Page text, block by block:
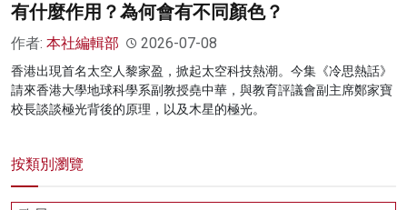
有什麼作用？為何會有不同顏色？
作者: 本社編輯部 2026-07-08
香港出現首名太空人黎家盈，掀起太空科技熱潮。今集《冷思熱話》
請來香港大學地球科學系副教授堯中華，與教育評議會副主席鄭家寶
校長談談極光背後的原理，以及木星的極光。
按類別瀏覽